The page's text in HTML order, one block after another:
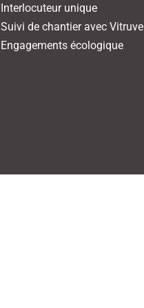
Interlocuteur unique
Suivi de chantier avec Vitruve
Engagements écologique